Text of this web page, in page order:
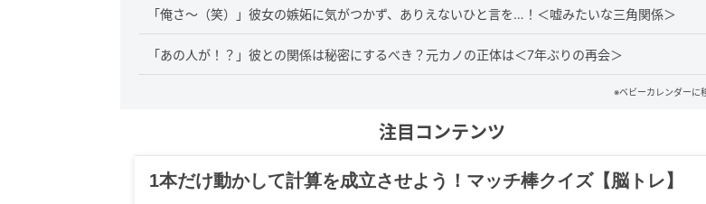
「俺さ～（笑）」彼女の嫉妬に気がつかず、ありえないひと言を…！＜嘘みたいな三角関係＞
「あの人が！？」彼との関係は秘密にするべき？元カノの正体は＜7年ぶりの再会＞
※ベビーカレンダーに
注目コンテンツ
グルメ、ギャグ、子育て、旅行記……全部、読めます。